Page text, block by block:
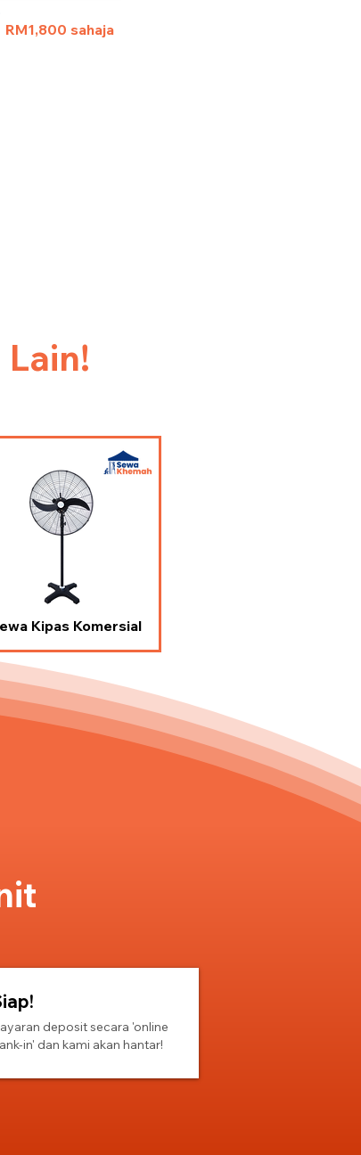
RM1,800 sahaja
Kipas Komersial
deposit secara 'online
in' dan kami akan hantar!